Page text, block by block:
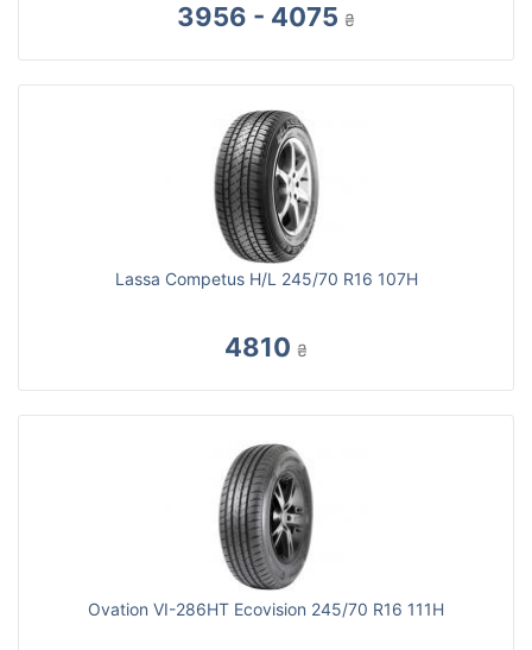
3956 - 4075 ₴
Lassa Competus H/L 245/70 R16 107H
4810 ₴
Ovation VI-286HT Ecovision 245/70 R16 111H